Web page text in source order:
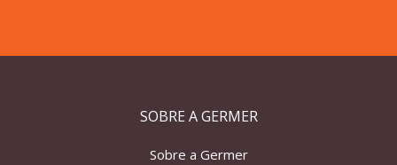
SOBRE A GERMER
Sobre a Germer